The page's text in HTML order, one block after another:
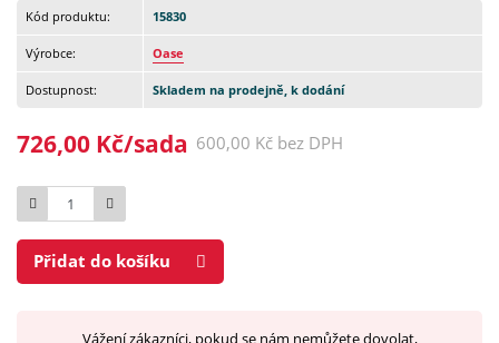
Kód produktu: 15830
Výrobce: Oase
Dostupnost: Skladem na prodejně, k dodání
726,00 Kč/sada 600,00 Kč bez DPH
Počet
Přidat do košíku